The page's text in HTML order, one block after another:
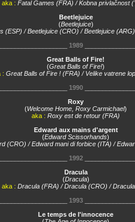
aka : Fatal Games (FRA) / Kobna privlačnost
Beetlejuice
(Beetlejuice)
(ESP) / Beetlejuice (CRO) / Beetlejuice
1989
Great Balls of Fire!
(Great Balls of Fire!)
: Great Balls of Fire ! (FRA) / Velike vatrene
1990
Roxy
(Welcome Home, Roxy Carmichael)
aka : Roxy est de retour (FRA)
Edward aux mains d'argent
(Edward Scissorhands)
(CRO) / Edward mani di forbice (ITA) /
1992
Dracula
(Dracula)
aka : Dracula (FRA) / Dracula (CRO) /
1993
Le temps de l'innocence